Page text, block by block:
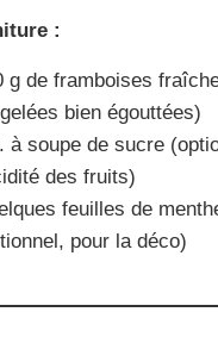
:
g de framboises
bien égouttées)
à soupe de sucre
des fruits)
feuilles de
pour la déco)